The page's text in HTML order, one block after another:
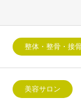
整体・整骨・接
美容サロン